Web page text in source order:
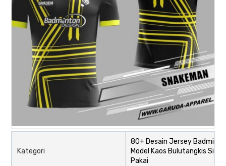
Kategori
80+ Desain Jersey
Model Kaos Bulutangkis Siap
Pakai